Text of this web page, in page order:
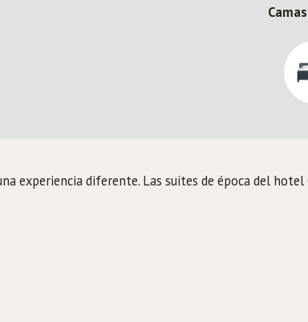
experiencia diferente. Las suites de época del